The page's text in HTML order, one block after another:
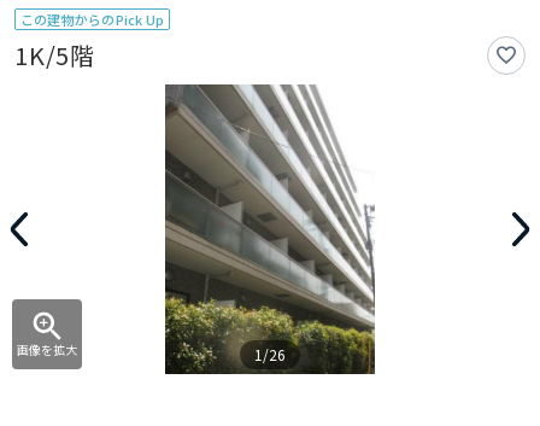
この建物からのPick Up
1K/5階
画像を拡大 1/26